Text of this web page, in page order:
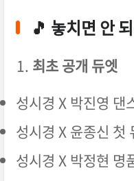
🎵 놓치면 안
최초 공개 듀엣
성시경 X 박진영 댄
성시경 X 윤종신 첫
성시경 X 박정현 명